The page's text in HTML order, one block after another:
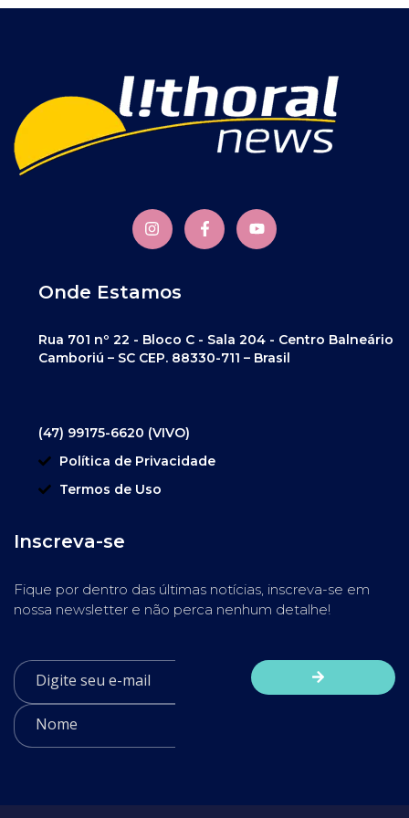
Onde Estamos
Rua 701 nº 22 - Bloco C - Sala 204 - Centro Balneário
Camboriú – SC CEP. 88330-711 – Brasil
(47) 99175-6620 (VIVO)
Política de Privacidade
Termos de Uso
Inscreva-se
Fique por dentro das últimas notícias, inscreva-se em
nossa newsletter e não perca nenhum detalhe!